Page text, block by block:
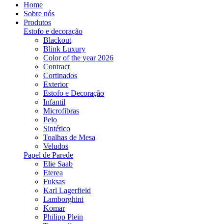
Home
Sobre nós
Produtos
Estofo e decoração
Blackout
Blink Luxury
Color of the year 2026
Contract
Cortinados
Exterior
Estofo e Decoração
Infantil
Microfibras
Pelo
Sintético
Toalhas de Mesa
Veludos
Papel de Parede
Elie Saab
Eterea
Fuksas
Karl Lagerfield
Lamborghini
Komar
Philipp Plein